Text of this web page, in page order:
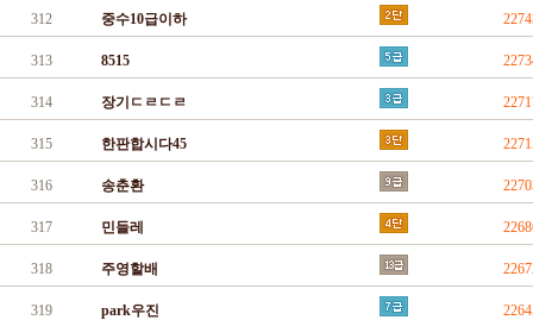
312 중수10급이하
313 8515
314 장기ㄷㄹㄷㄹ
315 한판합시다45
316 송춘환
317 민들레
318 주영할배
319 park우진